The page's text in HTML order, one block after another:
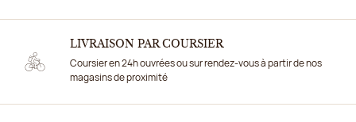
LIVRAISON PAR COURSIER
Coursier en 24h ouvrées ou sur rendez-vous à partir de nos
magasins de proximité